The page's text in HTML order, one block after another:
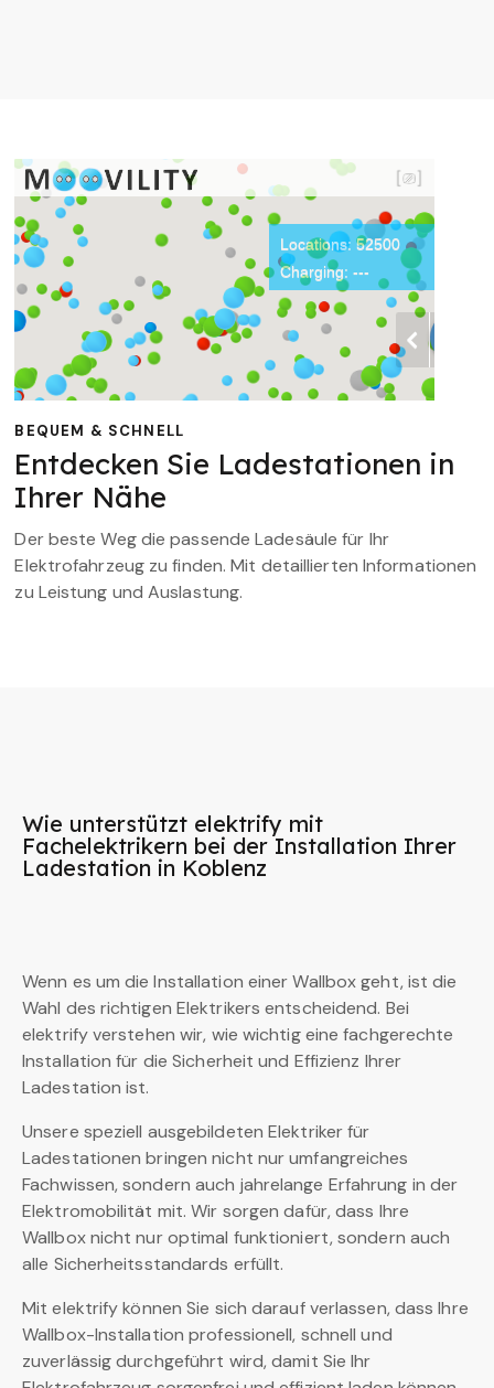
BEQUEM & SCHNELL
Entdecken Sie Ladestationen in
Ihrer Nähe
Der beste Weg die passende Ladesäule für Ihr
Elektrofahrzeug zu finden. Mit detaillierten Informationen
zu Leistung und Auslastung.
Wie unterstützt elektrify mit
Fachelektrikern bei der Installation Ihrer
Ladestation in Koblenz
Wenn es um die Installation einer Wallbox geht, ist die
Wahl des richtigen Elektrikers entscheidend. Bei
elektrify verstehen wir, wie wichtig eine fachgerechte
Installation für die Sicherheit und Effizienz Ihrer
Ladestation ist.
Unsere speziell ausgebildeten Elektriker für
Ladestationen bringen nicht nur umfangreiches
Fachwissen, sondern auch jahrelange Erfahrung in der
Elektromobilität mit. Wir sorgen dafür, dass Ihre
Wallbox nicht nur optimal funktioniert, sondern auch
alle Sicherheitsstandards erfüllt.
Mit elektrify können Sie sich darauf verlassen, dass Ihre
Wallbox-Installation professionell, schnell und
zuverlässig durchgeführt wird, damit Sie Ihr